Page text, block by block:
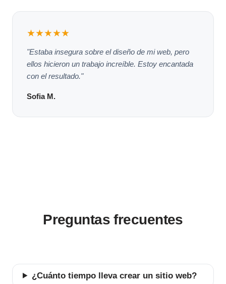
★★★★★
"Estaba insegura sobre el diseño de mi web, pero
ellos hicieron un trabajo increíble. Estoy encantada
con el resultado."
Sofia M.
Preguntas frecuentes
¿Cuánto tiempo lleva crear un sitio web?